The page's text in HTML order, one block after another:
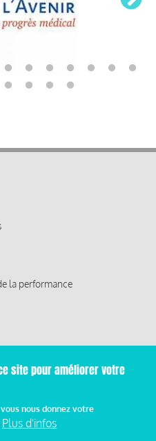
la performance
site pour améliorer votre
nous donnez votre
Plus d'infos